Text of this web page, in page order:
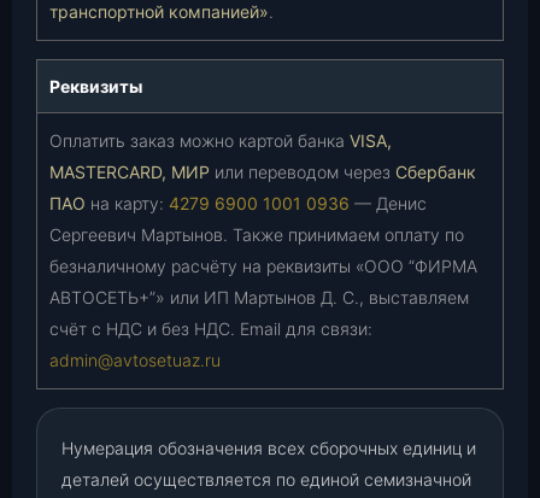
транспортной компанией».
Реквизиты
Оплатить заказ можно картой банка VISA,
MASTERCARD, МИР или переводом через Сбербанк
ПАО на карту: 4279 6900 1001 0936 — Денис
Сергеевич Мартынов. Также принимаем оплату по
безналичному расчёту на реквизиты «ООО “ФИРМА
АВТОСЕТЬ+”» или ИП Мартынов Д. С., выставляем
счёт с НДС и без НДС. Email для связи:
admin@avtosetuaz.ru
Нумерация обозначения всех сборочных единиц и
деталей осуществляется по единой семизначной